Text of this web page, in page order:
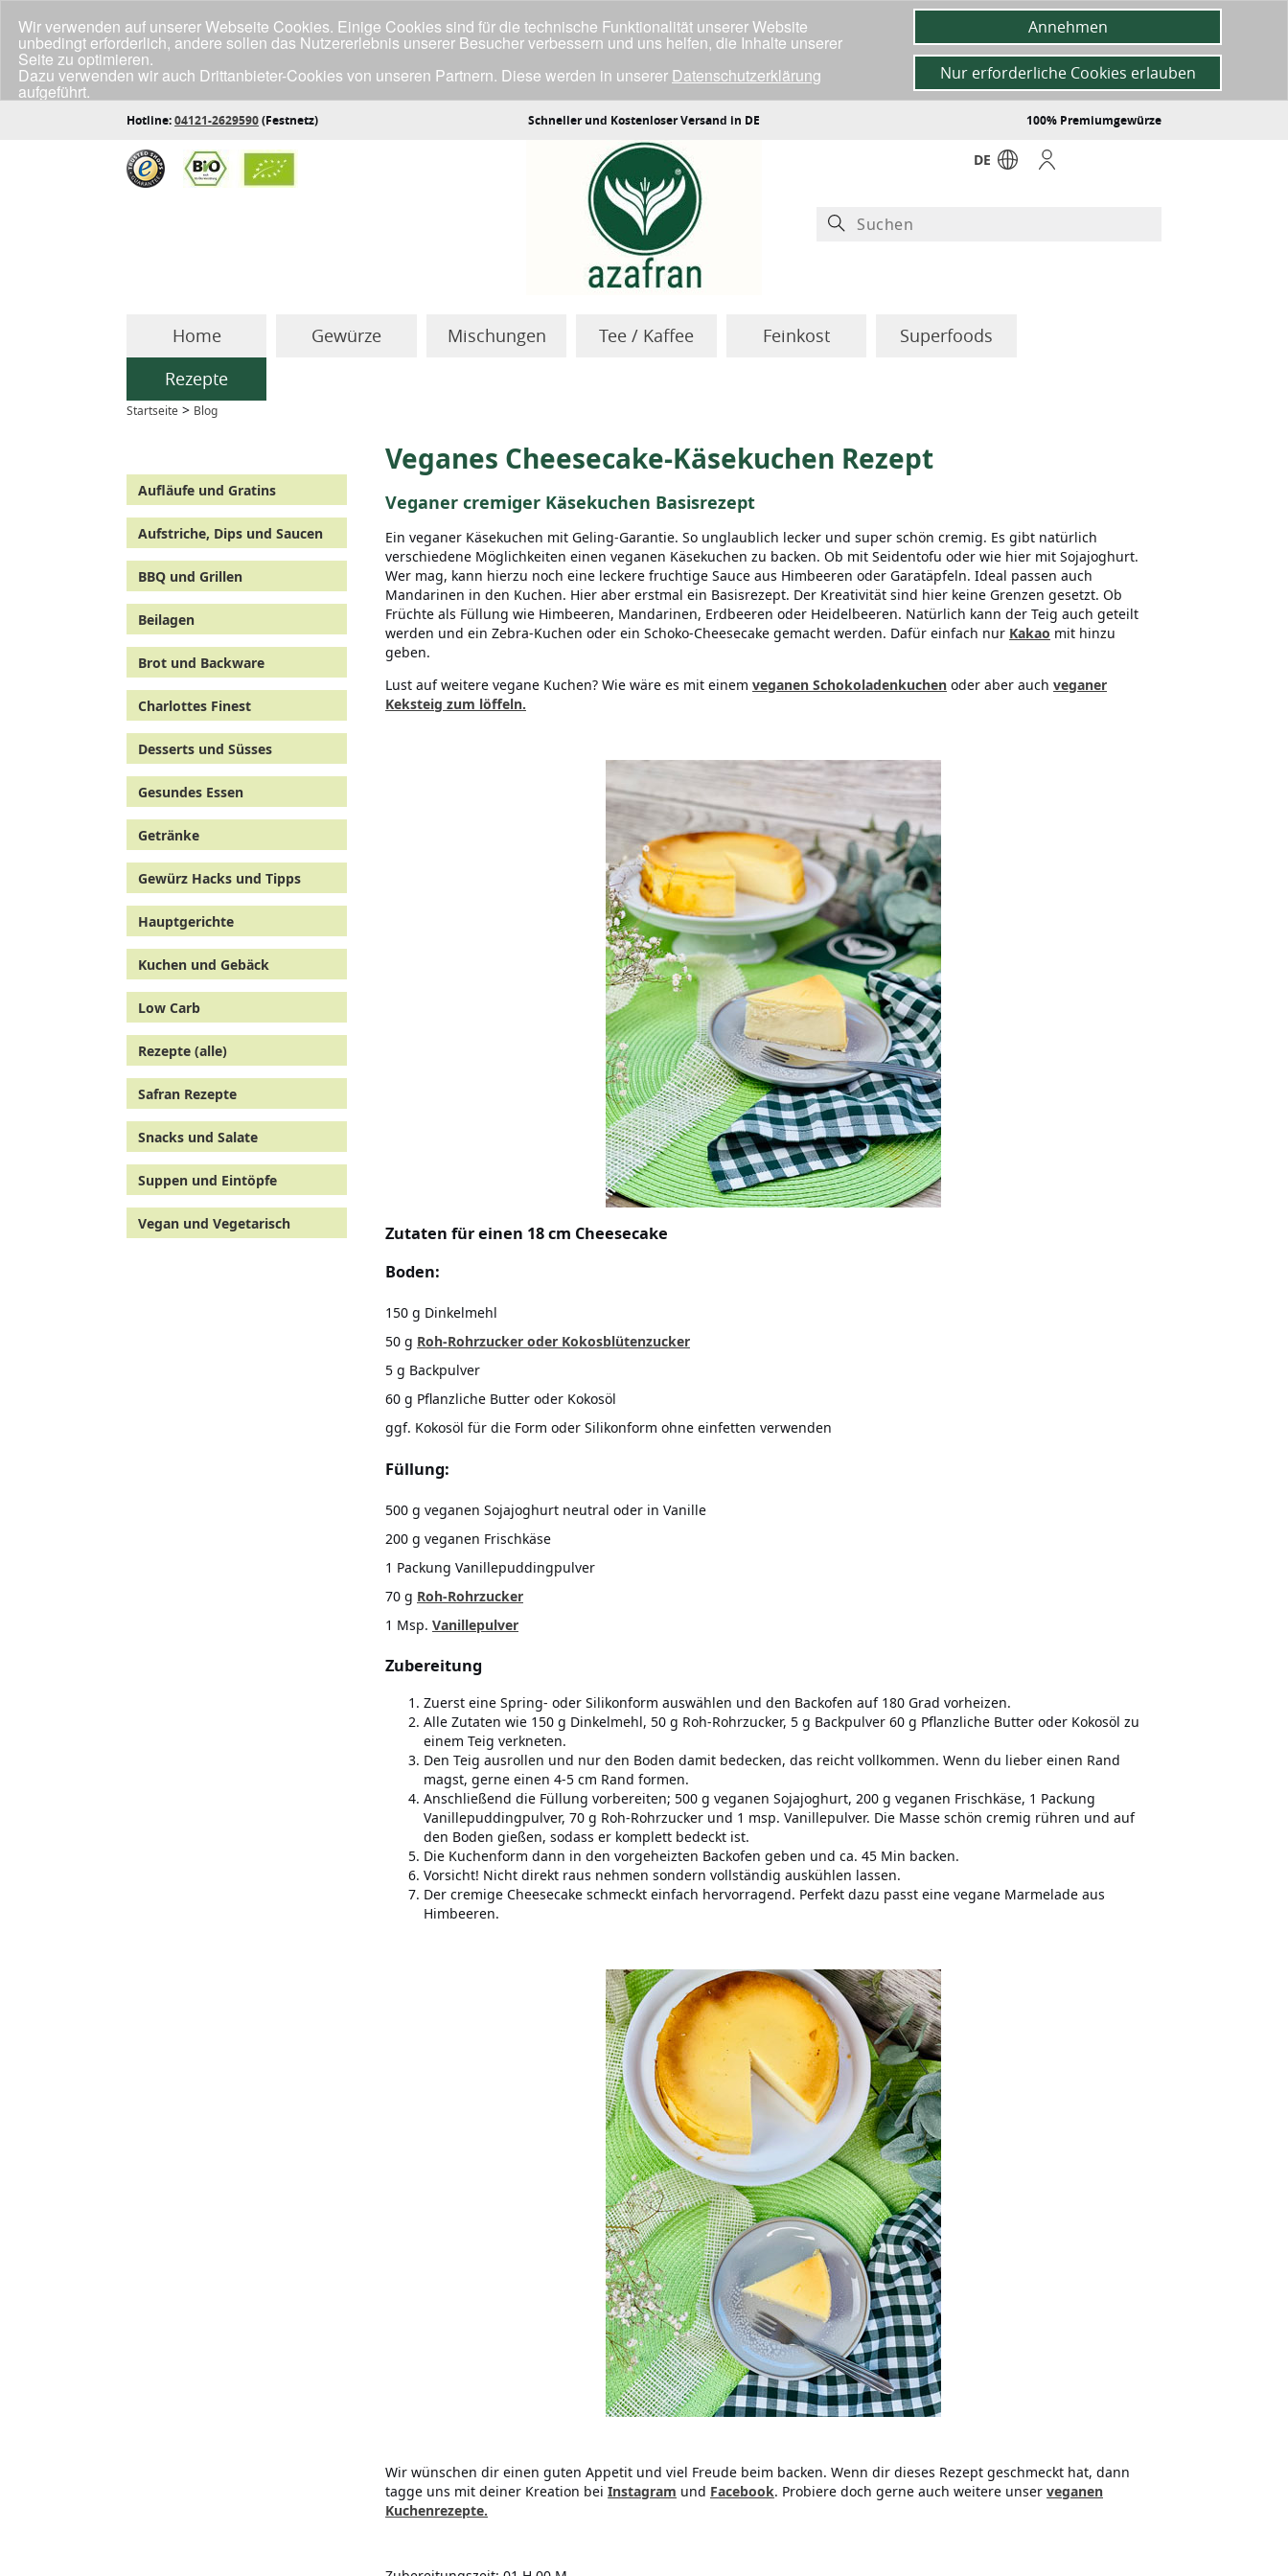
Hotline:04121-2629590(Festnetz) Schneller und Kostenloser Versand in DE 100% Premiumgewürze
DE
Home Gewürze Mischungen Tee / Kaffee Feinkost
Superfoods
Rezepte
Startseite > Blog
Aufläufe und Gratins
Aufstriche, Dips und Saucen
BBQ und Grillen
Beilagen
Brot und Backware
Charlottes Finest
Desserts und Süsses
Gesundes Essen
Getränke
Gewürz Hacks und Tipps
Hauptgerichte
Kuchen und Gebäck
Low Carb
Rezepte (alle)
Safran Rezepte
Snacks und Salate
Suppen und Eintöpfe
Vegan und Vegetarisch
Veganes Cheesecake-Käsekuchen Rezept
Veganer cremiger Käsekuchen Basisrezept
Ein veganer Käsekuchen mit Geling-Garantie. So unglaublich lecker und super schön cremig. Es gibt natürlich
verschiedene Möglichkeiten einen veganen Käsekuchen zu backen. Ob mit Seidentofu oder wie hier mit Sojajoghurt.
Wer mag, kann hierzu noch eine leckere fruchtige Sauce aus Himbeeren oder Garatäpfeln. Ideal passen auch
Mandarinen in den Kuchen. Hier aber erstmal ein Basisrezept. Der Kreativität sind hier keine Grenzen gesetzt. Ob
Früchte als Füllung wie Himbeeren, Mandarinen, Erdbeeren oder Heidelbeeren. Natürlich kann der Teig auch geteilt
werden und ein Zebra-Kuchen oder ein Schoko-Cheesecake gemacht werden. Dafür einfach nur Kakao mit hinzu
geben.
Lust auf weitere vegane Kuchen? Wie wäre es mit einem veganen Schokoladenkuchen oder aber auch veganer
Keksteig zum löffeln.
Zutaten für einen 18 cm Cheesecake
Boden:
150 g Dinkelmehl
50 g Roh-Rohrzucker oder Kokosblütenzucker
5 g Backpulver
60 g Pflanzliche Butter oder Kokosöl
ggf. Kokosöl für die Form oder Silikonform ohne einfetten verwenden
Füllung:
500 g veganen Sojajoghurt neutral oder in Vanille
200 g veganen Frischkäse
1 Packung Vanillepuddingpulver
70 g Roh-Rohrzucker
1 Msp. Vanillepulver
Zubereitung
Zuerst eine Spring- oder Silikonform auswählen und den Backofen auf 180 Grad vorheizen.
Alle Zutaten wie 150 g Dinkelmehl, 50 g Roh-Rohrzucker, 5 g Backpulver 60 g Pflanzliche Butter oder Kokosöl zu
einem Teig verkneten.
Den Teig ausrollen und nur den Boden damit bedecken, das reicht vollkommen. Wenn du lieber einen Rand
magst, gerne einen 4-5 cm Rand formen.
Anschließend die Füllung vorbereiten; 500 g veganen Sojajoghurt, 200 g veganen Frischkäse, 1 Packung
Vanillepuddingpulver, 70 g Roh-Rohrzucker und 1 msp. Vanillepulver. Die Masse schön cremig rühren und auf
den Boden gießen, sodass er komplett bedeckt ist.
Die Kuchenform dann in den vorgeheizten Backofen geben und ca. 45 Min backen.
Vorsicht! Nicht direkt raus nehmen sondern vollständig auskühlen lassen.
Der cremige Cheesecake schmeckt einfach hervorragend. Perfekt dazu passt eine vegane Marmelade aus
Himbeeren.
Wir wünschen dir einen guten Appetit und viel Freude beim backen. Wenn dir dieses Rezept geschmeckt hat, dann
tagge uns mit deiner Kreation bei Instagram und Facebook. Probiere doch gerne auch weitere unser veganen
Kuchenrezepte.
Wir verwenden auf unserer Webseite Cookies. Einige Cookies sind für die technische Funktionalität unserer Website
unbedingt erforderlich, andere sollen das Nutzererlebnis unserer Besucher verbessern und uns helfen, die Inhalte unserer
Seite zu optimieren.
Dazu verwenden wir auch Drittanbieter-Cookies von unseren Partnern. Diese werden in unserer Datenschutzerklärung
aufgeführt.
Klicke unten auf "Annehmen", wenn du mit der Verwendung aller Cookies einverstanden bist.
Annehmen
Nur erforderliche Cookies erlauben